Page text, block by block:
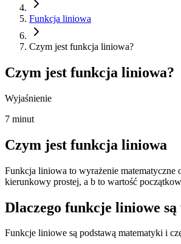
Funkcja liniowa
Czym jest funkcja liniowa?
Czym jest funkcja liniowa?
Wyjaśnienie
7 minut
Czym jest funkcja liniowa
Funkcja liniowa to wyrażenie
kierunkowy prostej, a b to wartość
Dlaczego funkcje liniowe są
Funkcje liniowe są podstawą matematyki i